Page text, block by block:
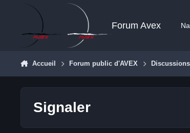
Aller au contenu
Forum Avex
Accueil Forum public d'AVEX
Signaler